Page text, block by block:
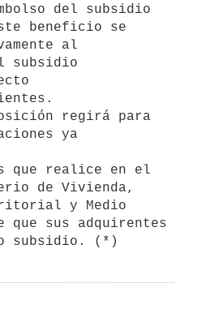
del subsidio
beneficio se
al
subsidio
regirá para
ya
que realice en el
de Vivienda,
y Medio
que sus adquirentes
subsidio. (*)